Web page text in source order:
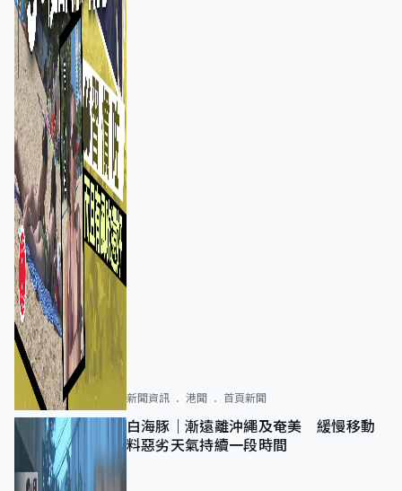
新聞資訊 港聞 首頁新聞
白海豚｜漸遠離沖繩及奄美 緩慢移動
料惡劣天氣持續一段時間